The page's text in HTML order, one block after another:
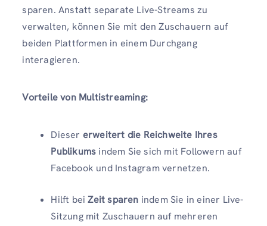
sparen. Anstatt separate Live-Streams zu
verwalten, können Sie mit den Zuschauern auf
beiden Plattformen in einem Durchgang
interagieren.
Vorteile von Multistreaming:
Dieser erweitert die Reichweite Ihres
Publikums indem Sie sich mit Followern auf
Facebook und Instagram vernetzen.
Hilft beiZeit sparen indem Sie in einer Live-
Sitzung mit Zuschauern auf mehreren